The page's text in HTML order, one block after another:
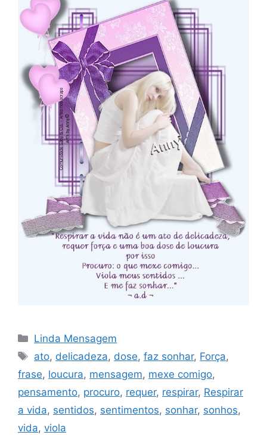
Categorias
Linda Mensagem
Tags
ato, delicadeza, dose,faz sonhar, Força,
frase, loucura, mensagem, mexe comigo,
pensamento, procuro, requer, respirar, Respirar
a vida, sentidos, sentimentos, sonhar, sonhos,
vida, viola